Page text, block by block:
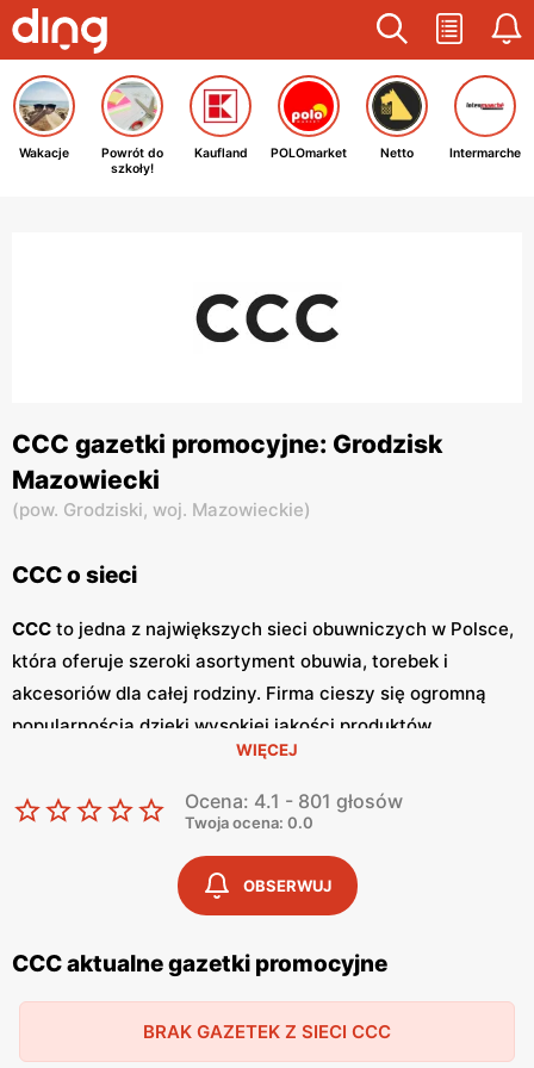
Wakacje
Powrót do
szkoły!
Kaufland POLOmarket Netto Intermarche
CCC gazetki promocyjne: Grodzisk
Mazowiecki
(pow. Grodziski, woj. Mazowieckie)
CCC o sieci
CCC to jedna z największych sieci obuwniczych w Polsce,
która oferuje szeroki asortyment obuwia, torebek i
akcesoriów dla całej rodziny. Firma cieszy się ogromną
popularnością dzięki wysokiej jakości produktów,
nowoczesnym wzorom oraz atrakcyjnym
Klienci cenią sobie również częstepromocje
umożliwiają zakupy w wyjątkowo korzystnych warunkach.
regularnie publikujegazetki promocyjne
których prezentowane są najnowsze kolekcje, wyprzedaże
oraz specjalne oferty.Gazetkite są dostępne zarówno w
sklepach stacjonarnych, jak i online, co pozwala klientom
na bieżąco śledzić aktualne promocje
i planować zakupy.
dostarczając świeżych informacji o nowościach i
WIĘCEJ
Ocena: 4.1 - 801 głosów
Twoja ocena: 0.0
OBSERWUJ
CCC aktualne gazetki promocyjne
BRAK GAZETEK Z SIECI CCC